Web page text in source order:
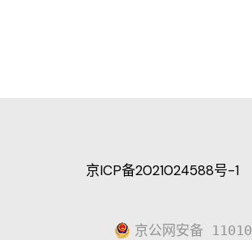
京ICP备2021024588号-1
京公网安备